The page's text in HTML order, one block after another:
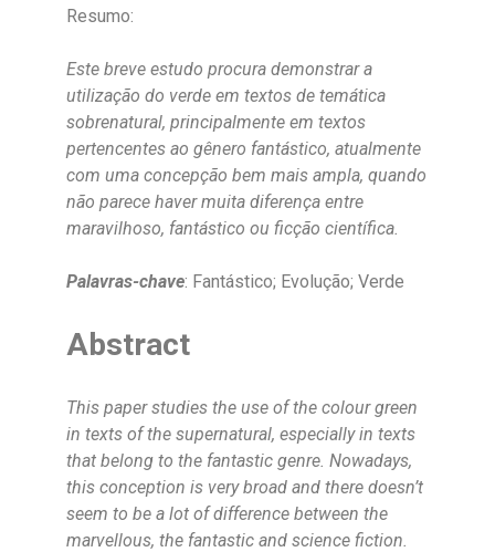
Resumo:
Este breve estudo procura demonstrar a
utilização do verde em textos de temática
sobrenatural, principalmente em textos
pertencentes ao gênero fantástico, atualmente
com uma concepção bem mais ampla, quando
não parece haver muita diferença entre
maravilhoso, fantástico ou ficção científica.
Palavras-chave: Fantástico; Evolução; Verde
Abstract
This paper studies the use of the colour green
in texts of the supernatural, especially in texts
that belong to the fantastic genre. Nowadays,
this conception is very broad and there doesn’t
seem to be a lot of difference between the
marvellous, the fantastic and science fiction.